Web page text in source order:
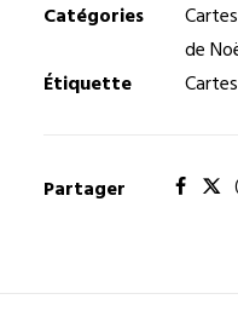
Catégories
de
Étiquette
Partager